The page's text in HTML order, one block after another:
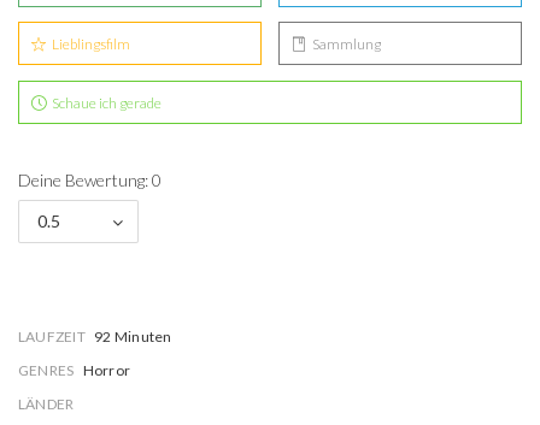
Lieblingsfilm Sammlung
Schaue ich gerade
Deine Bewertung: 0
0.5
LAUFZEIT 92 Minuten
GENRES Horror
LÄNDER